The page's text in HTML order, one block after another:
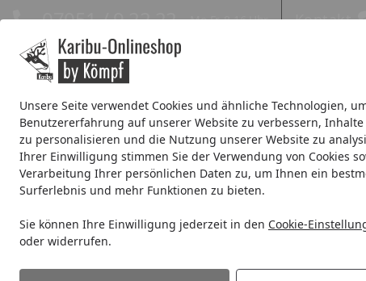
Unsere Seite verwendet Cookies und ähnliche Technologien,
Benutzererfahrung auf unserer Website zu verbessern,
zu personalisieren und die Nutzung unserer Website zu
Ihrer Einwilligung stimmen Sie der Verwendung von Cookies
Verarbeitung Ihrer persönlichen Daten zu, um Ihnen ein
Surferlebnis und mehr Funktionen zu bieten.
Sie können Ihre Einwilligung jederzeit in den Cookie-
oder widerrufen.
Eigene Montage-Teams
07051 / 9 22 22 Mo-Fr. 8-16 Uhr Kontakt
Systemhaus Blockbohlenhaus Gartenhäuser
Wellness % Sale %
Startseite
Systemhaus Systemhaus 14 mm Karibu Eco